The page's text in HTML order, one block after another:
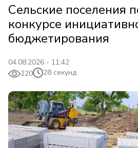
Сельские поселения
конкурсе
бюджетирования
04.08.2026 - 11:42
220
28 секунд